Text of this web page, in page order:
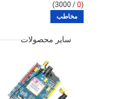
(
0
/ 3000)
سایر محصولات